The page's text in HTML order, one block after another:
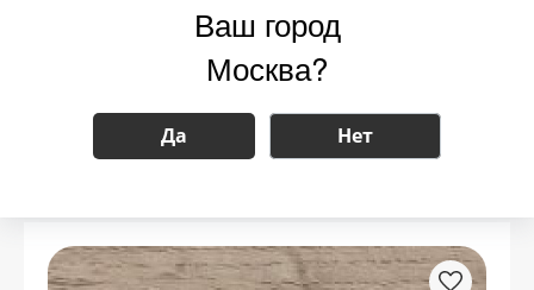
Похожие
декоры
Ваш город
Москва?
Да Нет